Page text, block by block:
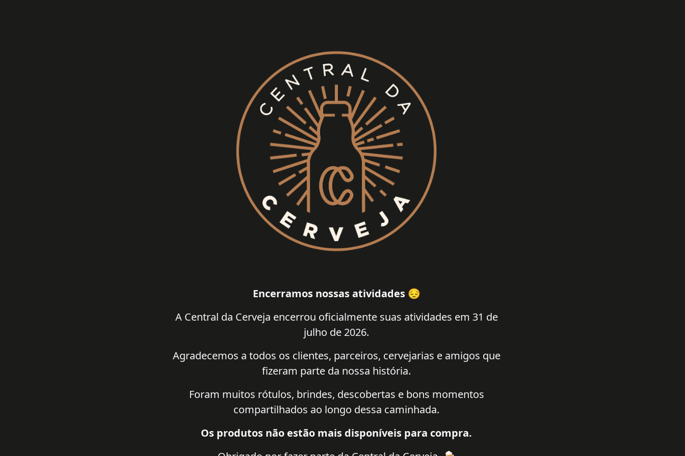
Encerramos nossas atividades 😔
A Central da Cerveja encerrou oficialmente suas atividades em 31 de
julho de 2026.
Agradecemos a todos os clientes, parceiros, cervejarias e amigos que
fizeram parte da nossa história.
Foram muitos rótulos, brindes, descobertas e bons momentos
compartilhados ao longo dessa caminhada.
Os produtos não estão mais disponíveis para compra.